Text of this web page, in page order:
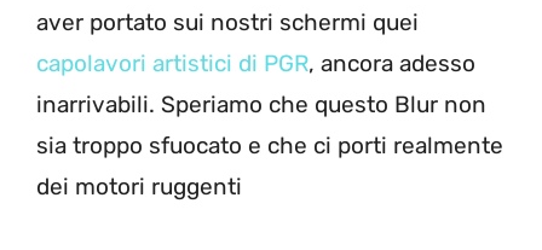
aver portato sui nostri schermi quei
capolavori artistici di PGR, ancora adesso
inarrivabili. Speriamo che questo Blur non
sia troppo sfuocato e che ci porti realmente
dei motori ruggenti